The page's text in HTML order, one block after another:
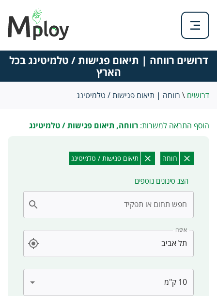
דרושים רווחה | תיאום פגישות / טלמיטינג בכל
הארץ
דרושים \ רווחה | תיאום פגישות / טלמיטינג
הוסף התראה למשרות: רווחה, תיאום פגישות / טלמיטינג
רווחה תיאום פגישות / טלמיטינג
הצג סינונים נוספים
חפש תחום או תפקיד
איפה